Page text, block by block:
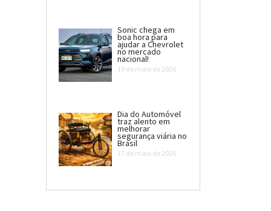
Sonic chega em
boa hora para
ajudar a Chevrolet
no mercado
nacional!
19 de maio de 2026
Dia do Automóvel
traz alento em
melhorar
segurança viária no
Brasil
17 de maio de 2026